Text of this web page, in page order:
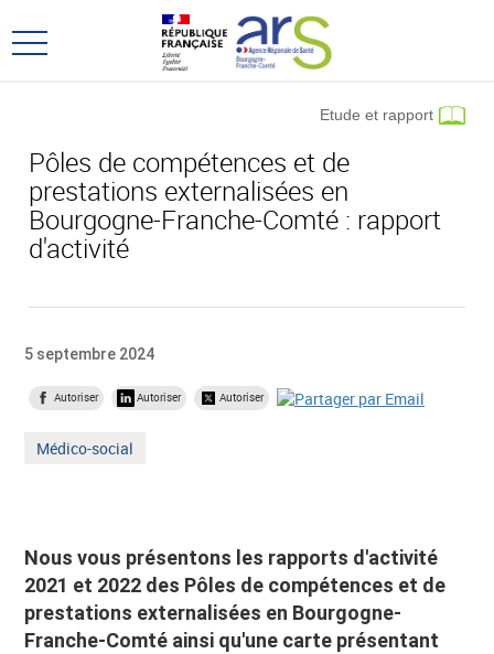
au
menu
au
contenu
Ouvrir
Pôles de compétences et de
prestations externalisées en
Bourgogne-Franche-Comté : rapport
d'activité
Etude et rapport
5 septembre 2024
Autoriser Autoriser Autoriser
Mot
Médico-social
Nous vous présentons les rapports d'activité
2021 et 2022 des Pôles de compétences et de
prestations externalisées en Bourgogne-
Franche-Comté ainsi qu'une carte présentant